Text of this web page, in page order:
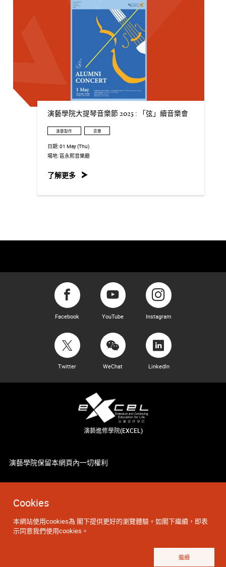
Cookies
本網站使用cookies為 閣下提供更好的瀏覽體驗。如閣下繼續，即表
示同意我們使用cookies。
繼續
演藝學院大提琴音樂節 2025 : 「弦」續音樂會
演藝製作 音樂
日期:01 May (Thu)
場地:區永熙音樂廳
了解更多
Facebook YouTube Instagram
Twitter WeChat LinkedIn
演藝進修學院(EXCEL)
演藝學院保留本網頁內一切權利